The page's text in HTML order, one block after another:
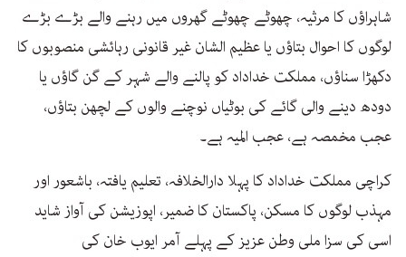
شاہراؤں کا مرثیہ، چھوٹے چھوٹے گھروں میں رہنے والے بڑے بڑے
لوگوں کا احوال بتاؤں یا عظیم الشان غیر قانونی رہائشی منصوبوں کا
دکھڑا سناؤں، مملکت خداداد کو پالنے والے شہر کے گن گاؤں یا
دودھ دینے والی گائے کی بوٹیاں نوچنے والوں کے لچھن بتاؤں،
عجب مخمصہ ہے، عجب المیہ ہے۔
کراچی مملکت خداداد کا پہلا دارالخلافہ، تعلیم یافتہ، باشعور اور
مہذب لوگوں کا مسکن، پاکستان کا ضمیر، اپوزیشن کی آواز شاید
اسی کی سزا ملی وطن عزیز کے پہلے آمر ایوب خان کی